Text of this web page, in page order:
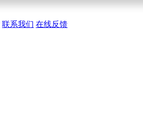
联系我们 在线反馈